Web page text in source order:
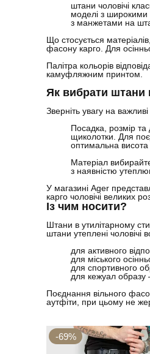
штани чоловічі
моделі з
з манжетами на
Що стосується
фасону карго. Для
Палітра кольорів
камуфляжним принтом.
Як вибрати штани
Зверніть увагу на
Посадка, розмір
щиколотки. Для
оптимальна висота
Матеріал
з наявністю
У магазині Ager
карго чоловічі великих
Із чим носити?
Штани в утилітарному
штани утеплені чоловічі
для активного
для міського
для спортивного
для кежуал образу
Поєднання вільного
аутфіти, при цьому не
-69%